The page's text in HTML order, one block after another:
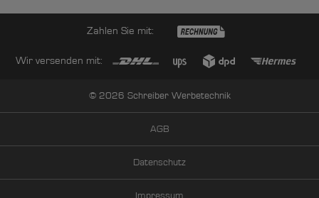
Zahlen Sie mit:
Wir versenden mit:
© 2026 Schreiber Werbetechnik
AGB
Datenschutz
Impressum